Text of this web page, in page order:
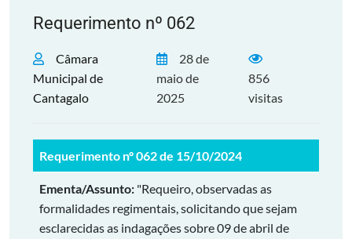
Requerimento nº 062
Câmara
Municipal de
Cantagalo
28 de
maio de
2025
856
visitas
Requerimento nº 062 de 15/10/2024
Ementa/Assunto: "Requeiro, observadas as
formalidades regimentais, solicitando que sejam
esclarecidas as indagações sobre 09 de abril de